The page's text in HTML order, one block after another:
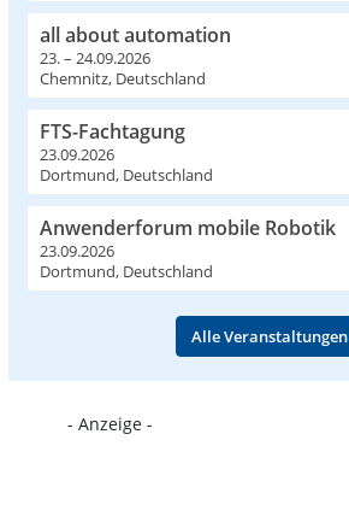
all about automation
23. – 24.09.2026
Chemnitz, Deutschland
FTS-Fachtagung
23.09.2026
Dortmund, Deutschland
Anwenderforum mobile Robotik
23.09.2026
Dortmund, Deutschland
Alle Veranstaltungen
- Anzeige -